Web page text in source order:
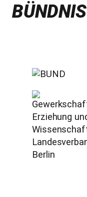
BÜNDNIS